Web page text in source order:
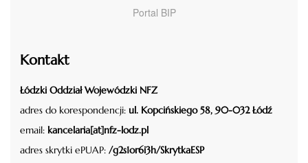
Portal BIP
Kontakt
Łódzki Oddział Wojewódzki NFZ
adres do korespondencji: ul. Kopcińskiego 58, 90-032 Łódź
email: kancelaria[at]nfz-lodz.pl
adres skrytki ePUAP: /g2s1or6i3h/SkrytkaESP